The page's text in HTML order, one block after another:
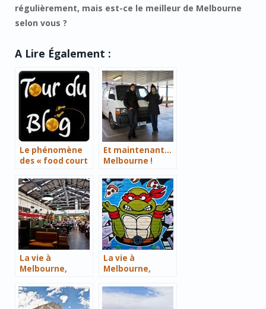
régulièrement, mais est-ce le meilleur de Melbourne
selon vous ?
A Lire Également :
Le phénomène
des « food court
Et maintenant…
Melbourne !
La vie à
Melbourne,
bars et cafés
La vie à
Melbourne,
lanes et l’art de